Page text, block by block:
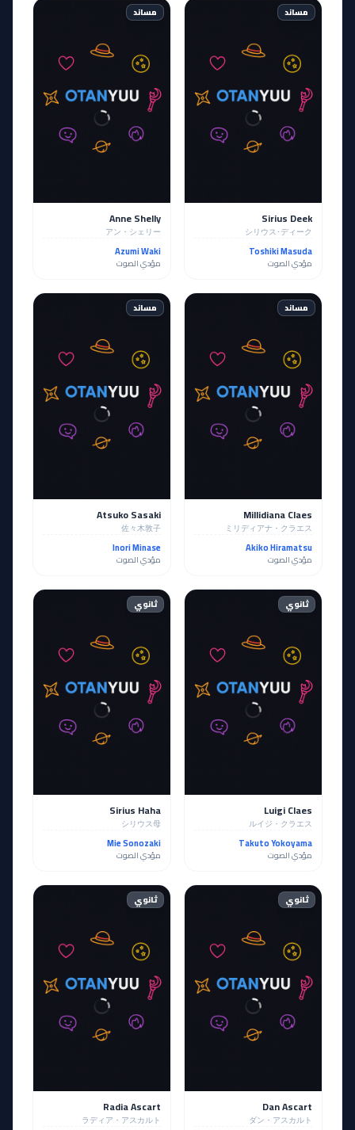
مساند
Sirius Deek
シリウス･ディーク
Toshiki Masuda
مؤدي الصوت
مساند
Anne Shelly
アン・シェリー
Azumi Waki
مؤدي الصوت
مساند
Millidiana Claes
ミリディアナ・クラエス
Akiko Hiramatsu
مؤدي الصوت
مساند
Atsuko Sasaki
佐々木敦子
Inori Minase
مؤدي الصوت
ثانوي
Luigi Claes
ルイジ・クラエス
Takuto Yokoyama
مؤدي الصوت
ثانوي
Sirius Haha
シリウス母
Mie Sonozaki
مؤدي الصوت
ثانوي
Dan Ascart
ダン・アスカルト
ثانوي
Radia Ascart
ラディア・アスカルト